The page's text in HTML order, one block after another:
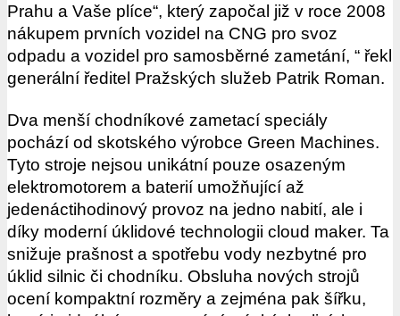
Prahu a Vaše plíce“, který započal již v roce 2008
nákupem prvních vozidel na CNG pro svoz
odpadu a vozidel pro samosběrné zametání, “ řekl
generální ředitel Pražských služeb Patrik Roman.
Dva menší chodníkové zametací speciály
pochází od skotského výrobce Green Machines.
Tyto stroje nejsou unikátní pouze osazeným
elektromotorem a baterií umožňující až
jedenáctihodinový provoz na jedno nabití, ale i
díky moderní úklidové technologii cloud maker. Ta
snižuje prašnost a spotřebu vody nezbytné pro
úklid silnic či chodníku. Obsluha nových strojů
ocení kompaktní rozměry a zejména pak šířku,